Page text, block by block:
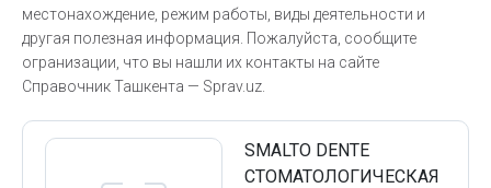
местонахождение, режим работы, виды деятельности и
другая полезная информация. Пожалуйста, сообщите
огранизации, что вы нашли их контакты на сайте
Справочник Ташкента — Sprav.uz.
SMALTO DENTE
СТОМАТОЛОГИЧЕСКАЯ